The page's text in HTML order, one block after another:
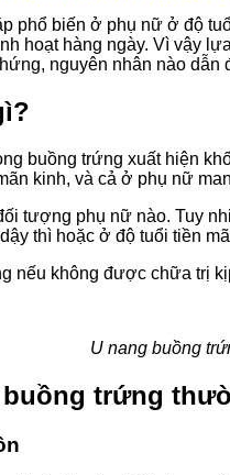
phổ biến ở phụ nữ ở độ
hoạt hàng ngày. Vì vậy
nguyên nhân nào
buồng trứng xuất hiện
kinh, và cả ở phụ nữ
tượng phụ nữ nào. Tuy
thì hoặc ở độ tuổi tiền
nếu không được chữa trị
U nang buồng
trứng